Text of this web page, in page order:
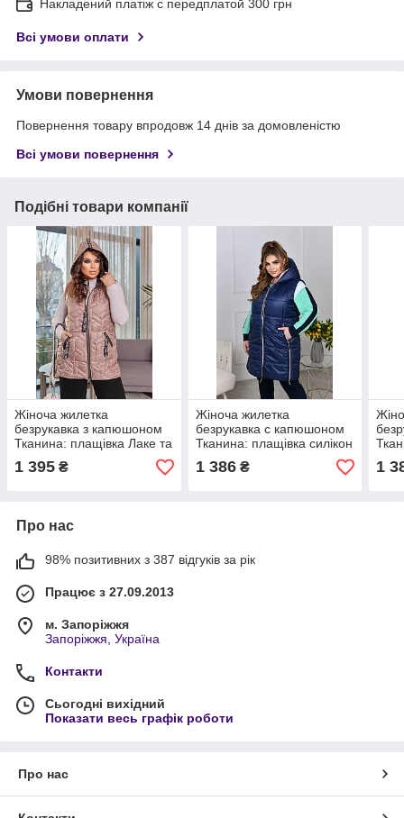
Накладений платіж с передплатой 300 грн
Всі умови оплати
Умови повернення
Повернення товару впродовж 14 днів за домовленістю
Всі умови повернення
Подібні товари компанії
Жіноча жилетка
безрукавка з капюшоном
Тканина: плащівка Лаке та
силікон 200 Розмір 48-50,
52-54, 56-58
1 395 ₴
Жіноча жилетка
безрукавка с капюшоном
Тканина: плащівка силікон
150 Розмір 50-52,54-
56,58-60,62-64
1 386₴
150
1
Про нас
98% позитивних з 387 відгуків за рік
Працює з 27.09.2013
м. Запоріжжя
Запоріжжя, Україна
Контакти
Сьогодні вихідний
Показати весь графік роботи
Про нас